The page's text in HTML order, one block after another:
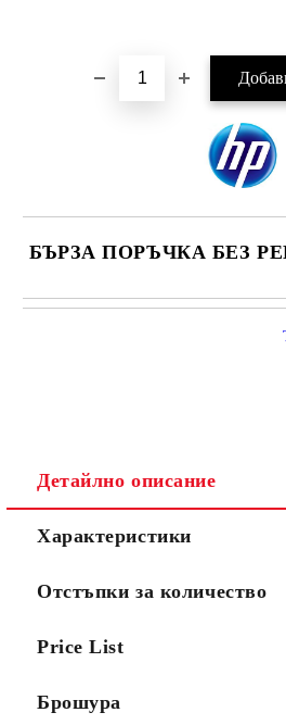
БЪРЗА ПОРЪЧКА БЕЗ
САМО ПОПЪЛНЕТЕ 4
Детайлно описание
Характеристики
Отстъпки за количество
Price List
Брошура